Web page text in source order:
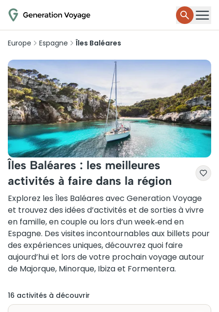
Europe Espagne Îles Baléares
Îles Baléares : les meilleures
activités à faire dans la région
Explorez les Îles Baléares avec Generation Voyage
et trouvez des idées d’activités et de sorties à vivre
en famille, en couple ou lors d’un week‑end en
Espagne. Des visites incontournables aux billets pour
des expériences uniques, découvrez quoi faire
aujourd’hui et lors de votre prochain voyage autour
de Majorque, Minorque, Ibiza et Formentera.
16 activités à découvrir